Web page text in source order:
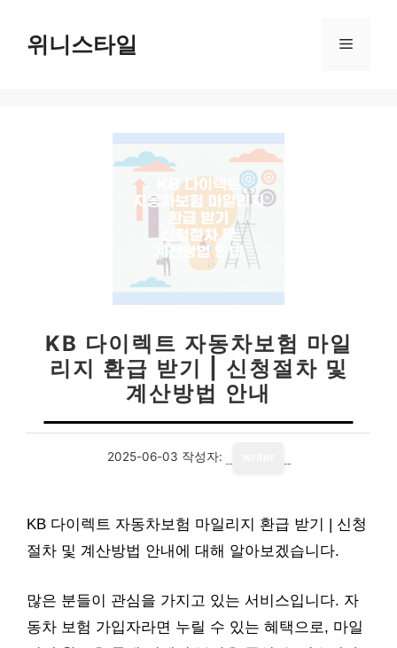
위니스타일 메
KB 다이렉트 자동차보험 마일
리지 환급 받기 | 신청절차 및
계산방법 안내
2025-06-03 작성자:
KB 다이렉트 자동차보험 마일리지 환급 받기 | 신청
절차 및 계산방법 안내에 대해 알아보겠습니다.
많은 분들이 관심을 가지고 있는 서비스입니다. 자
동차 보험 가입자라면 누릴 수 있는 혜택으로, 마일